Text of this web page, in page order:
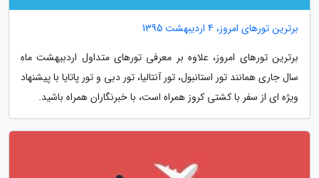
برترین تورهای امروز، 4 اردیبهشت 1395
برترین تورهای امروز، علاوه بر معرفی تورهای متداول اردبیهشت ماه
سال جاری همانند تور استانبول، تور آنتالیا، تور دبی و تور پاتایا با پیشنهاد
ویژه ای از سفر با کشتی کروز همراه است، با خبرنگاران همراه باشید.